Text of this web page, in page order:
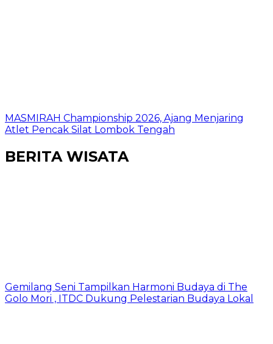
MASMIRAH Championship 2026, Ajang Menjaring
Atlet Pencak Silat Lombok Tengah
BERITA WISATA
Gemilang Seni Tampilkan Harmoni Budaya di The
Golo Mori , ITDC Dukung Pelestarian Budaya Lokal